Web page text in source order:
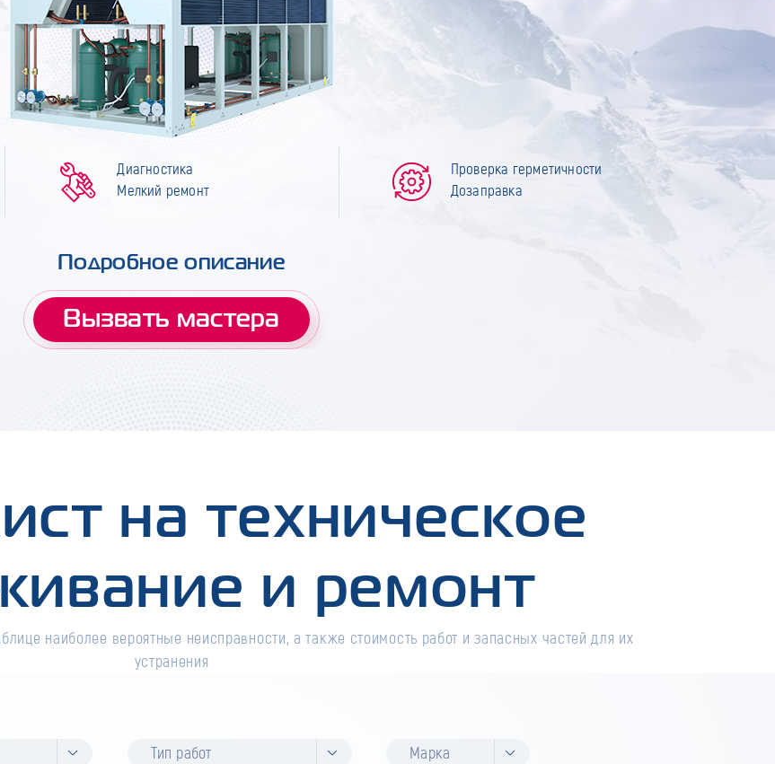
Диагностика
Мелкий ремонт
Проверка герметичности
Дозаправка
Подробное описание
Вызвать мастера
на техническое
и ремонт
наиболее вероятные неисправности, а также стоимость работ и запасных частей для их
устранения
Тип работ Марка